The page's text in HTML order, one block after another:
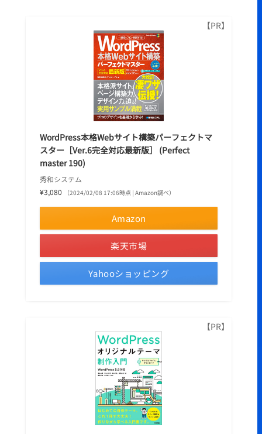
WordPress本格Webサイト構築パーフェクトマ
スター［Ver.6完全対応最新版］ (Perfect
master 190)
秀和システム
¥3,080
（2024/02/08 17:06時点 | Amazon調べ）
Amazon
楽天市場
Yahooショッピング